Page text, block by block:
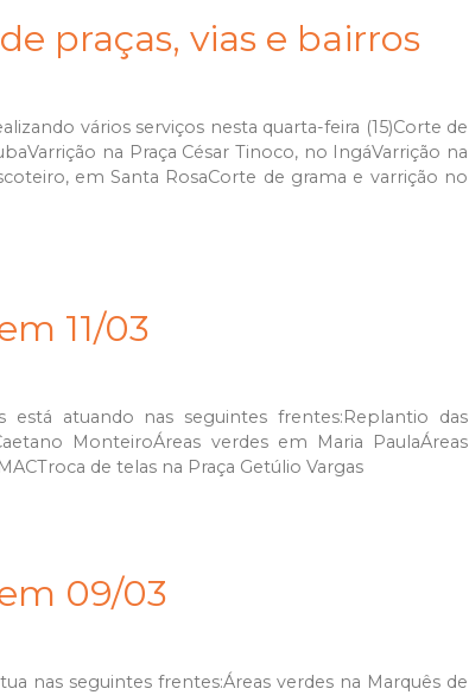
praças, vias e bairros
vários serviços nesta quarta-feira (15)Corte de
na Praça César Tinoco, no IngáVarrição na
em Santa RosaCorte de grama e varrição no
11/03
está atuando nas seguintes frentes:Replantio das
MonteiroÁreas verdes em Maria PaulaÁreas
de telas na Praça Getúlio Vargas
09/03
nas seguintes frentes:Áreas verdes na Marquês de